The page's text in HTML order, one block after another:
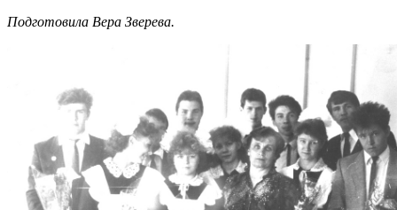
Подготовила Вера Зверева.